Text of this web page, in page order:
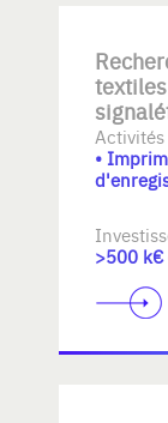
•
>500 k€